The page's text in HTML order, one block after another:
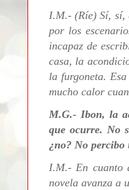
I.M.- (Ríe) Sí, sí,
por los
incapaz de
casa, la
la furgoneta.
mucho calor
M.G.- Ibon, la
que ocurre. No
¿no? No percibo
I.M.- En cuanto
novela avanza a